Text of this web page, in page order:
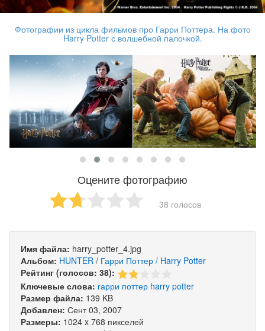
Фотографии из цикла фильмов про Гарри Поттера. На фото
Harry Potter с волшебной палочкой.
Оцените фотографию
38 голосов
Имя файла: harry_potter_4.jpg
Альбом: HUNTER / Гарри Поттер / Harry Potter
Рейтинг (голосов: 38):
Ключевые слова: гарри поттер harry potter
Размер файла: 139 KB
Добавлен: Сент 03, 2007
Размеры: 1024 x 768 пикселей